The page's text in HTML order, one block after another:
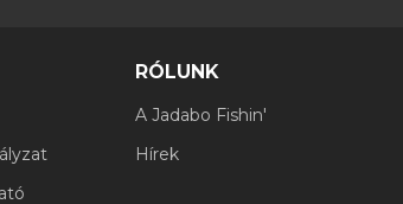
RÓLUNK
A Jadabo Fishin'
Hírek